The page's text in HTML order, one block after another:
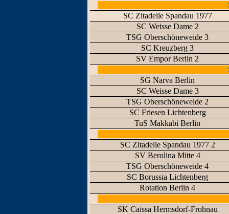
SC Zitadelle Spandau 1977
SC Weisse Dame 2
TSG Oberschöneweide 3
SC Kreuzberg 3
SV Empor Berlin 2
SG Narva Berlin
SC Weisse Dame 3
TSG Oberschöneweide 2
SC Friesen Lichtenberg
TuS Makkabi Berlin
SC Zitadelle Spandau 1977 2
SV Berolina Mitte 4
TSG Oberschöneweide 4
SC Borussia Lichtenberg
Rotation Berlin 4
SK Caissa Hermsdorf-Frohnau